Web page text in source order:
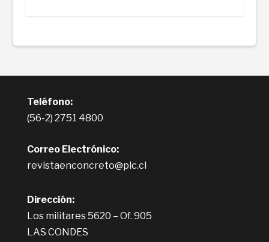
Teléfono:
(56-2) 2751 4800
Correo Electrónico:
revistaenconcreto@plc.cl
Dirección:
Los militares 5620 – Of. 905
LAS CONDES